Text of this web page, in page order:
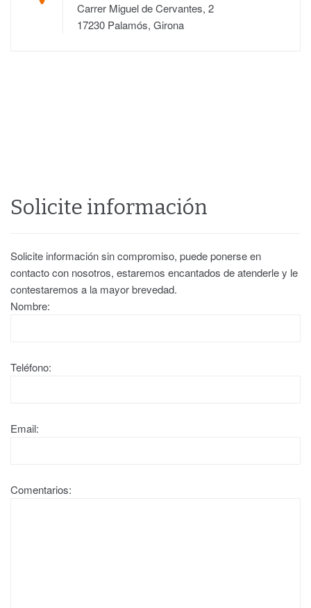
Carrer Miguel de Cervantes, 2
17230 Palamós, Girona
Solicite información
Solicite información sin compromiso, puede ponerse en
contacto con nosotros, estaremos encantados de atenderle y le
contestaremos a la mayor brevedad.
Nombre:
Teléfono:
Email:
Comentarios: